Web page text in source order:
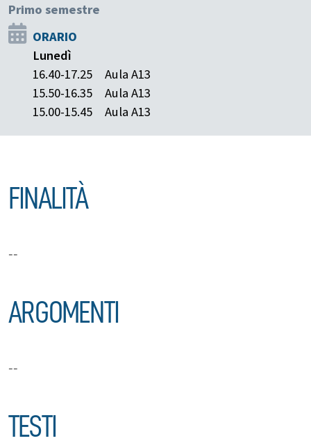
Primo semestre
ORARIO
Lunedì
16.40-17.25
Aula A13
15.50-16.35
Aula A13
15.00-15.45
Aula A13
FINALITÀ
--
ARGOMENTI
--
TESTI